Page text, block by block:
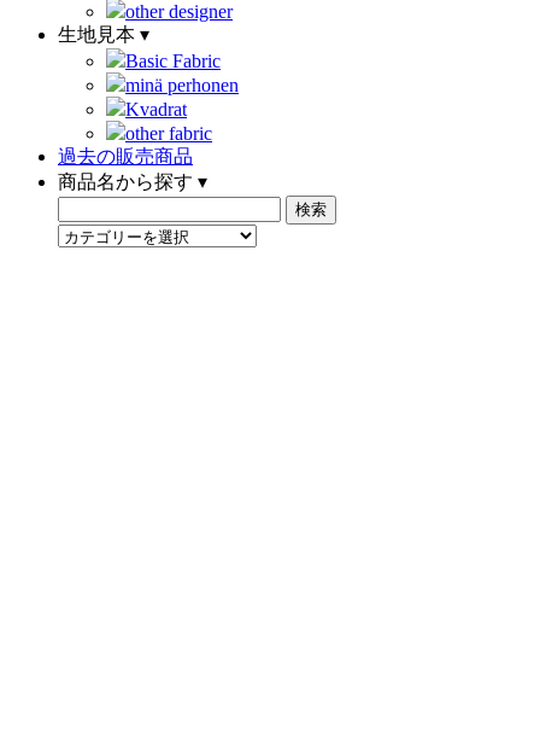
other designer
生地見本 ▾
Basic Fabric
minä perhonen
Kvadrat
other fabric
過去の販売商品
商品名から探す ▾